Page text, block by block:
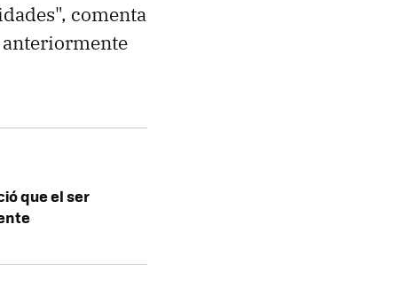
comenta
que el ser